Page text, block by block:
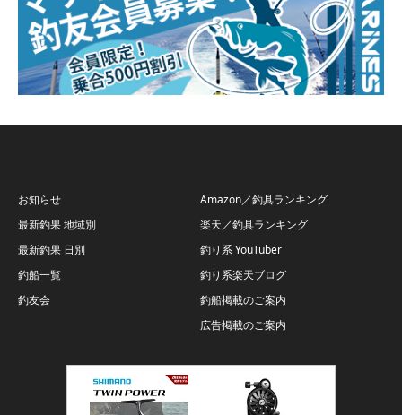
お知らせ
最新釣果 地域別
最新釣果 日別
釣船一覧
釣友会
Amazon／釣具ランキング
楽天／釣具ランキング
釣り系 YouTuber
釣り系楽天ブログ
釣船掲載のご案内
広告掲載のご案内